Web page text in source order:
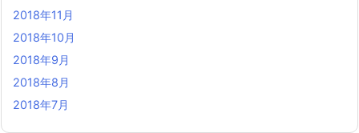
2018年11月
2018年10月
2018年9月
2018年8月
2018年7月